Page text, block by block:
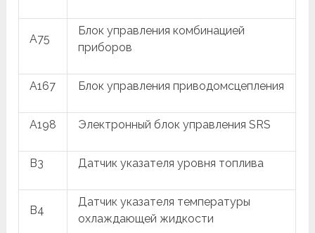
A75
Блок управления комбинацией
приборов
A167 Блок управления приводомсцепления
A198 Электронный блок управления SRS
B3 Датчик указателя уровня топлива
B4
Датчик указателя температуры
охлаждающей жидкости